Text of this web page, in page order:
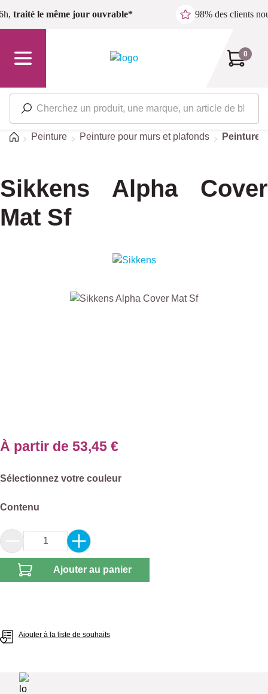
Passer au contenu principal
traité le même jour ouvrable* 98% des clients
0
Accueil
Peinture Peinture pour murs et plafonds Peinture
Sikkens Alpha Cover
Mat Sf
Ignorer la galerie d'images
À partir de 53,45 €
Sélectionnez
Sélectionnez votre couleur
Sélectionnez
Contenu
Quantité de produit : Entrez la quantité
Ajouter au panier
Ajouter à la liste de souhaits